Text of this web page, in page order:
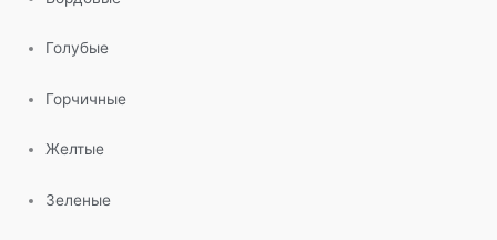
Голубые
Горчичные
Желтые
Зеленые